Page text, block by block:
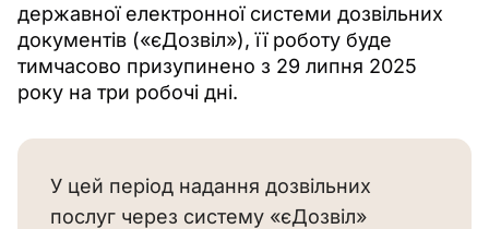
державної електронної системи дозвільних
документів («єДозвіл»), її роботу буде
тимчасово призупинено з 29 липня 2025
року на три робочі дні.
У цей період надання дозвільних
послуг через систему «єДозвіл»